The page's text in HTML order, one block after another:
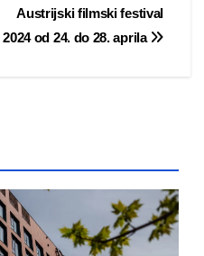
Austrijski filmski festival
2024 od 24. do 28. aprila